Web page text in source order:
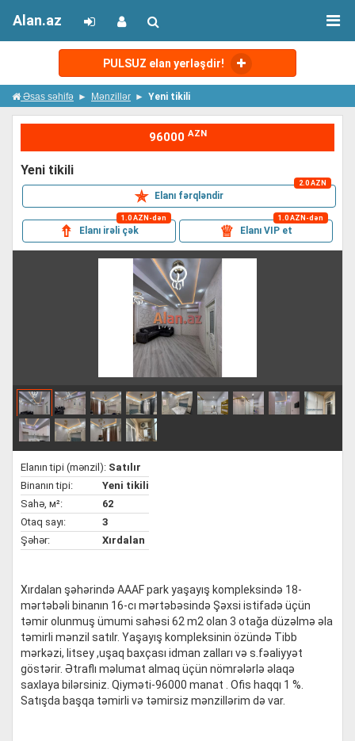
PULSUZ elan yerləşdir!
Alan.az
Əsas səhifə Mənzillər Yeni tikili
96000 AZN
yeni tikili
✯ Elanı fərqləndir
2.0 AZN
⇮ Elanı irəli çək
1.0 AZN-dən
♕ Elanı VIP et
1.0 AZN-dən
Elanın tipi (mənzil): Satılır
Binanın tipi:
Yeni tikili
Sahə, м²:
62
Otaq sayı:
3
Şəhər:
Xırdalan
Xırdalan şəhərində AAAF park yaşayış kompleksində 18-
mərtəbəli binanın 16-cı mərtəbəsində Şəxsi istifadə üçün
təmir olunmuş ümumi sahəsi 62 m2 olan 3 otağa düzəlmə əla
təmirli mənzil satılr. Yaşayış kompleksinin özündə Tibb
mərkəzi, litsey ,uşaq baxçası idman zalları və s.fəaliyyət
göstərir. Ətraflı məlumat almaq üçün nömrələrlə əlaqə
saxlaya bilərsiniz. Qiyməti-96000 manat . Ofis haqqı 1 %.
Satışda başqa təmirli və təmirsiz mənzillərim də var.